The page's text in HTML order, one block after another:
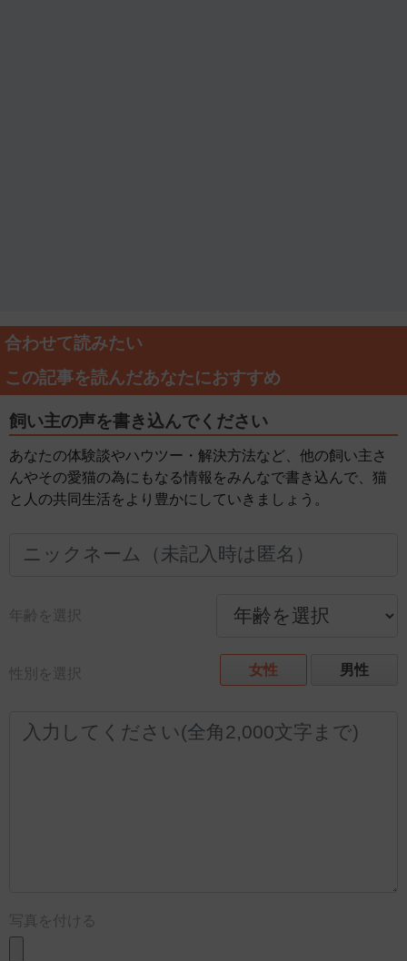
合わせて読みたい
この記事を読んだあなたにおすすめ
飼い主の声を書き込んでください
あなたの体験談やハウツー・解決方法など、他の飼い主さ
んやその愛猫の為にもなる情報をみんなで書き込んで、猫
と人の共同生活をより豊かにしていきましょう。
年齢を選択
性別を選択 女性 男性
写真を付ける